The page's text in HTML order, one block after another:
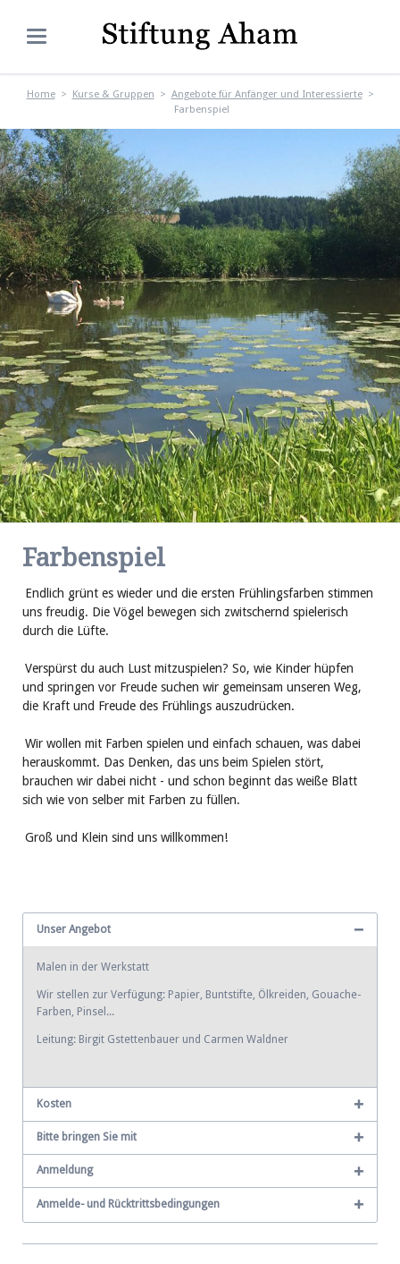
Home Kurse & Gruppen
Angebote für Anfänger und Interessierte
Farbenspiel
Farbenspiel
Endlich grünt es wieder und die ersten Frühlingsfarben stimmen
uns freudig. Die Vögel bewegen sich zwitschernd spielerisch
durch die Lüfte.
Verspürst du auch Lust mitzuspielen? So, wie Kinder hüpfen
und springen vor Freude suchen wir gemeinsam unseren Weg,
die Kraft und Freude des Frühlings auszudrücken.
Wir wollen mit Farben spielen und einfach schauen, was dabei
herauskommt. Das Denken, das uns beim Spielen stört,
brauchen wir dabei nicht - und schon beginnt das weiße Blatt
sich wie von selber mit Farben zu füllen.
Groß und Klein sind uns willkommen!
Unser Angebot
Malen in der Werkstatt
Wir stellen zur Verfügung: Papier, Buntstifte, Ölkreiden, Gouache-
Farben, Pinsel...
Leitung: Birgit Gstettenbauer und Carmen Waldner
Kosten
Bitte bringen Sie mit
Anmeldung
Anmelde- und Rücktrittsbedingungen